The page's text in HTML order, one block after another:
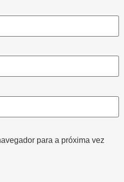
para a próxima vez